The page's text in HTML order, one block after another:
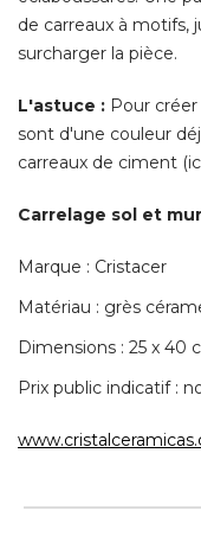
de carreaux à motifs,
surcharger la pièce.
L'astuce : Pour
sont d'une couleur
carreaux de ciment
Carrelage sol et
Marque : Cristacer
Matériau : grès
Dimensions : 25 x 40
Prix public indicatif :